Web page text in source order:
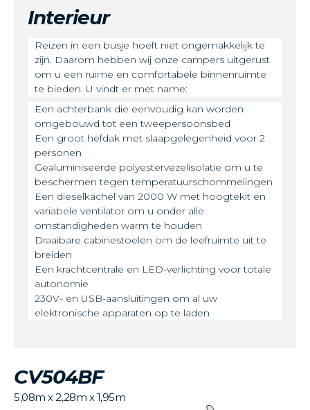
Interieur
Reizen in een busje hoeft niet ongemakkelijk te
zijn. Daarom hebben wij onze campers uitgerust
om u een ruime en comfortabele binnenruimte
te bieden. U vindt er met name:
Een achterbank die eenvoudig kan worden
omgebouwd tot een tweepersoonsbed
Een groot hefdak met slaapgelegenheid voor 2
personen
Gealuminiseerde polyestervezelisolatie om u te
beschermen tegen temperatuurschommelingen
Een dieselkachel van 2000 W met hoogtekit en
variabele ventilator om u onder alle
omstandigheden warm te houden
Draaibare cabinestoelen om de leefruimte uit te
breiden
Een krachtcentrale en LED-verlichting voor totale
autonomie
230V- en USB-aansluitingen om al uw
elektronische apparaten op te laden
CV504BF
5,08m x 2,28m x 1,95m